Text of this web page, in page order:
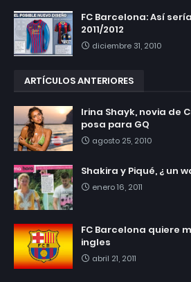
FC Barcelona: Así
2011/2012
diciembre 31, 2010
ARTÍCULOS ANTERIORES
Irina Shayk, novia de
posa para GQ
agosto 25, 2010
Shakira y Piqué, ¿ un
enero 16, 2011
FC Barcelona quiere
ingles
abril 21, 2011